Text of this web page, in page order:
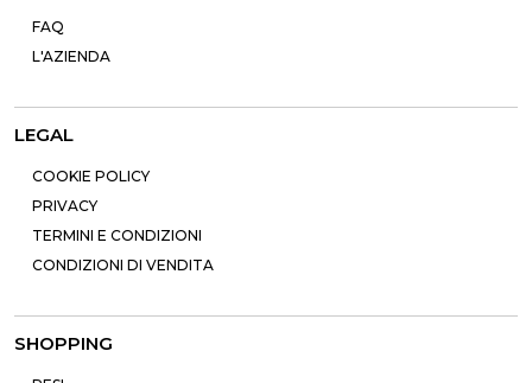
FAQ
L'AZIENDA
LEGAL
COOKIE POLICY
PRIVACY
TERMINI E CONDIZIONI
CONDIZIONI DI VENDITA
SHOPPING